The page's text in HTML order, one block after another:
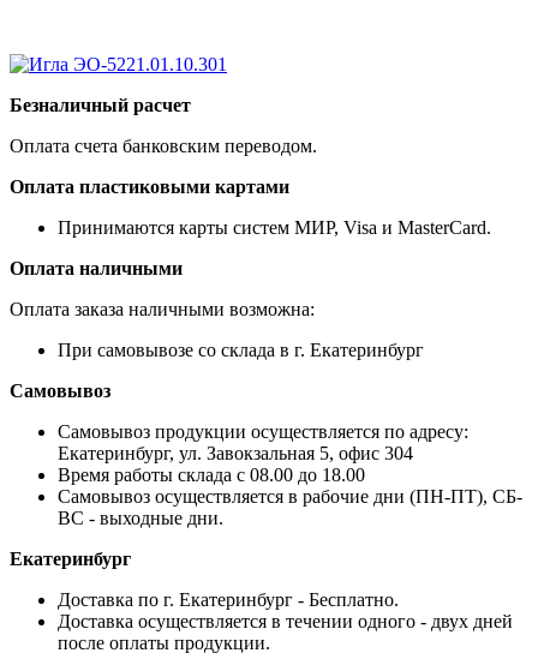
Безналичный расчет
Оплата счета банковским переводом.
Оплата пластиковыми картами
Принимаются карты систем МИР, Visa и MasterCard.
Оплата наличными
Оплата заказа наличными возможна:
При самовывозе со склада в г. Екатеринбург
Самовывоз
Самовывоз продукции осуществляется по адресу:
Екатеринбург, ул. Завокзальная 5, офис 304
Время работы склада с 08.00 до 18.00
Самовывоз осуществляется в рабочие дни (ПН-ПТ), СБ-
ВС - выходные дни.
Екатеринбург
Доставка по г. Екатеринбург - Бесплатно.
Доставка осуществляется в течении одного - двух дней
после оплаты продукции.